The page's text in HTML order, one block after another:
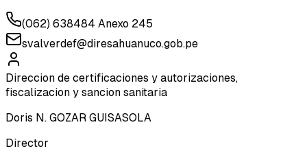
(062) 638484 Anexo 245
svalverdef@diresahuanuco.gob.pe
Direccion de certificaciones y autorizaciones,
fiscalizacion y sancion sanitaria
Doris N. GOZAR GUISASOLA
Director